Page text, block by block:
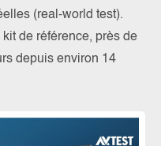
(real-world test).
de référence, près de
depuis environ 14